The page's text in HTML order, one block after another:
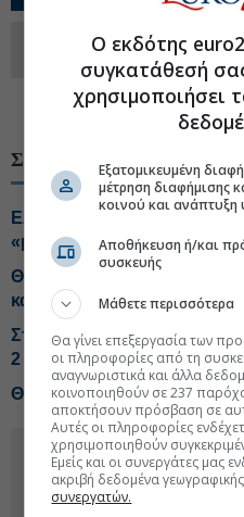
στο Linkedin
#Θεσσαλονίκη #Μετρό
ΣΧΕΤΙΚΑ ΘΕΜΑΤΑ
Ελευσίνα–Οινόφυτα:
«μεγάλης παράκαμψης» της
Θεσσαλονίκη: Αντίστροφη
και νέα ΔΕΘ
Στην τελική ευθεία η
2 και 3 του Μετρό
Θεσσαλονίκη: 171 νέοι
Ο εκδότης
συγκατάθεσή
χρησιμοποιήσει
Εξατομικευμένη
μέτρηση διαφήμισης
κοινού και ανάπτυξη
Αποθήκευση ή/και
συσκευής
Μάθετε περισσότερα
Θα γίνει επεξεργασία των
οι πληροφορίες από τη
αναγνωριστικά και άλλα
κοινοποιηθούν σε 237
αποκτήσουν πρόσβαση σε
Αυτές οι πληροφορίες
χρησιμοποιηθούν
Εμείς και οι συνεργάτες μας
ακριβή δεδομένα
συνεργατών.